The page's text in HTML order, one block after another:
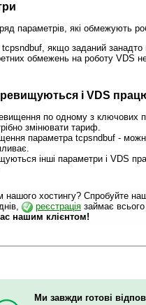
параметрів, які обмежують
якщо заданий
обмежень на роботу VDS
і VDS
по одному з ключових
змінювати тариф.
параметра tcpsndbuf -
інші параметри і VDS
нашого хостингу? Спробуйте
реєстрація займає
нашим клієнтом!
Ми завжди готові